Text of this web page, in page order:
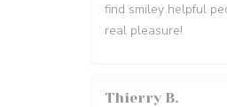
find smiley helpful
real pleasure!
Thierry B